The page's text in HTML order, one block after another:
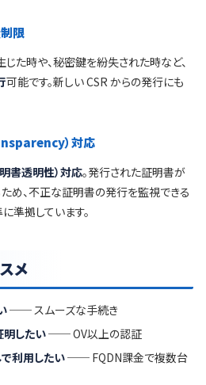
限
た時や、秘密鍵を紛失された時など、
可能です。新しい CSR からの発行にも
）対応
書透明性）対応。発行された証明書が
め、不正な証明書の発行を監視できる
準拠しています。
メ
── スムーズな手続き
したい── OV以上の認証
利用したい── FQDN課金で複数台